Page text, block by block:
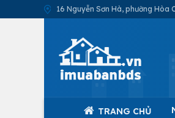
16 Nguyễn Sơn Hà, phường Hòa
TRANG CHỦ